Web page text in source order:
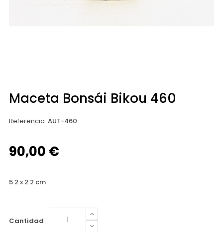
Maceta Bonsái Bikou 460
Referencia: AUT-460
90,00 €
5.2 x 2.2 cm
Cantidad